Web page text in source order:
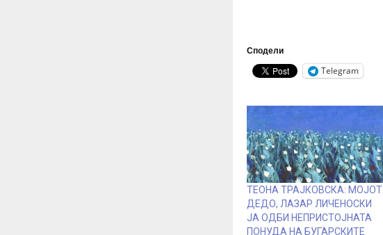
Сподели
Telegram
ТЕОНА ТРАЈКОВСКА: МОЈОТ
ДЕДО, ЛАЗАР ЛИЧЕНОСКИ
ЈА ОДБИ НЕПРИСТОЈНАТА
ПОНУДА НА БУГАРСКИТЕ